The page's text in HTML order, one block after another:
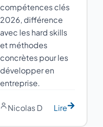
compétences clés
2026, différence
avec les hard skills
et méthodes
concrètes pour les
développer en
entreprise.
Nicolas D Lire